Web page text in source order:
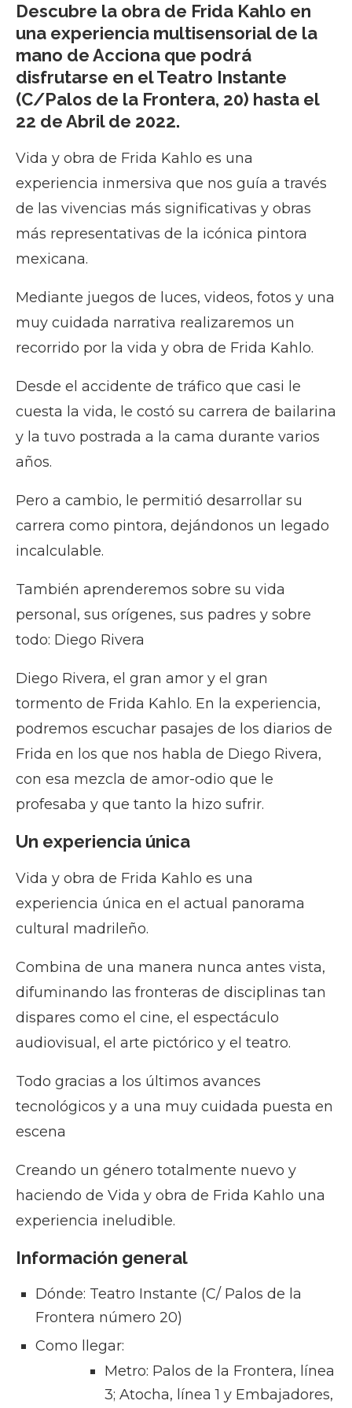
Descubre la obra de Frida Kahlo en
una experiencia multisensorial de la
mano de Acciona que podrá
disfrutarse en el Teatro Instante
(C/Palos de la Frontera, 20) hasta el
22 de Abril de 2022.
Vida y obra de Frida Kahlo es una
experiencia inmersiva que nos guía a través
de las vivencias más significativas y obras
más representativas de la icónica pintora
mexicana.
Mediante juegos de luces, videos, fotos y una
muy cuidada narrativa realizaremos un
recorrido por la vida y obra de Frida Kahlo.
Desde el accidente de tráfico que casi le
cuesta la vida, le costó su carrera de bailarina
y la tuvo postrada a la cama durante varios
años.
Pero a cambio, le permitió desarrollar su
carrera como pintora, dejándonos un legado
incalculable.
También aprenderemos sobre su vida
personal, sus orígenes, sus padres y sobre
todo: Diego Rivera
Diego Rivera, el gran amor y el gran
tormento de Frida Kahlo. En la experiencia,
podremos escuchar pasajes de los diarios de
Frida en los que nos habla de Diego Rivera,
con esa mezcla de amor-odio que le
profesaba y que tanto la hizo sufrir.
Un experiencia única
Vida y obra de Frida Kahlo es una
experiencia única en el actual panorama
cultural madrileño.
Combina de una manera nunca antes vista,
difuminando las fronteras de disciplinas tan
dispares como el cine, el espectáculo
audiovisual, el arte pictórico y el teatro.
Todo gracias a los últimos avances
tecnológicos y a una muy cuidada puesta en
escena
Creando un género totalmente nuevo y
haciendo de Vida y obra de Frida Kahlo una
experiencia ineludible.
Información general
Dónde: Teatro Instante (C/ Palos de la
Frontera número 20)
Como llegar:
Metro: Palos de la Frontera, línea
3; Atocha, línea 1 y Embajadores,